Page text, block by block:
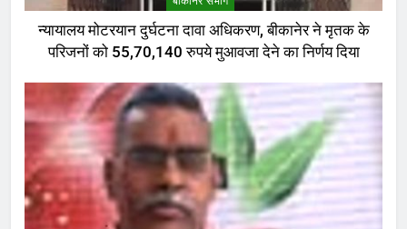
न्यायालय मोटरयान दुर्घटना दावा अधिकरण, बीकानेर ने मृतक के
परिजनों को 55,70,140 रुपये मुआवजा देने का निर्णय दिया